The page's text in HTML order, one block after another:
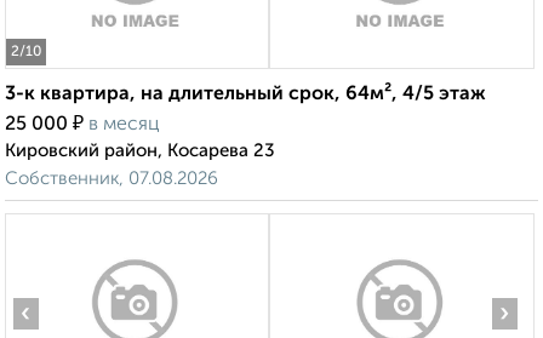
2/10
3-к квартира, на длительный срок, 64м², 4/5 этаж
25 000 ₽ в месяц
Кировский район, Косарева 23
Собственник, 07.08.2026
‹ ›